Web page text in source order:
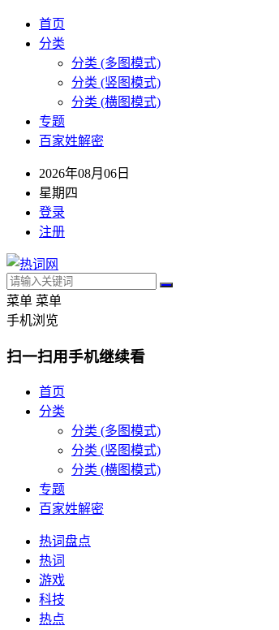
首页
分类
分类 (多图模式)
分类 (竖图模式)
分类 (横图模式)
专题
百家姓解密
2026年08月06日
星期四
登录
注册
菜单 菜单
手机浏览
扫一扫用手机继续看
首页
分类
分类 (多图模式)
分类 (竖图模式)
分类 (横图模式)
专题
百家姓解密
热词盘点
热词
游戏
科技
热点